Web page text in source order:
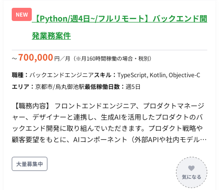
エンドエンジニアとして、請求書管理をはじめとするバックオ
フィス業務効率化サービスの開発・改善 ・Honoを用いたAPI開
発 ・Next.jsを使ったWeb開発 ・ユーザー体験を重視した機能
ユーザー体験の提供 ・プロダクトマネージャーやデザイナーと
NEW
【Python/週4日~/フルリモート】バックエンド開
発業務案件
〜700,000 円／月 （※月160時間稼働の場合・税別）
職種： バックエンドエンジニアスキル： TypeScript, Kotlin, Objective-C
エリア： 京都市/烏丸御池駅最低稼働日数： 週5日
【職務内容】 フロントエンドエンジニア、プロダクトマネージ
ャー、デザイナーと連携し、生成AIを活用したプロダクトのバ
ックエンド開発に取り組んでいただきます。プロダクト戦略や
顧客要望をもとに、AIコンポーネント（外部APIや社内モデル）
件定義、API設計、データベース設計、およびバックエンド実装
を行います。 既にAIモデルの構築や検証を専任で行うエンジニ
アは在籍しているため、彼らと連携しながら「処理時間の長い
大量募集中